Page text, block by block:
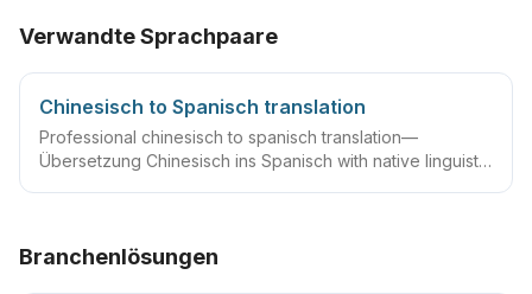
Verwandte Sprachpaare
Chinesisch to Spanisch translation
Professional chinesisch to spanisch translation—
Übersetzung Chinesisch ins Spanisch with native linguists,
Branchenlösungen